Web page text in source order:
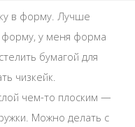
в форму. Лучше
форму, у меня форма
бумагой для
чизкейк.
чем-то плоским —
Можно делать с